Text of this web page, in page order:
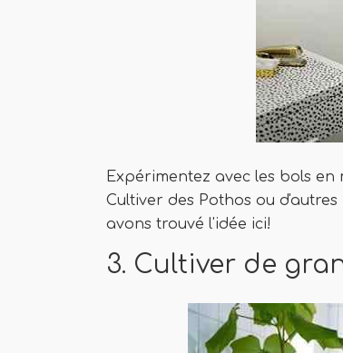
Expérimentez avec les bols
Cultiver des Pothos ou
avons trouvé l'idée ici!
3. Cultiver de